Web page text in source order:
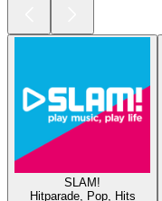
SLAM!
Hitparade, Pop, Hits